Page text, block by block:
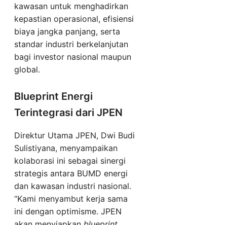
kawasan untuk menghadirkan
kepastian operasional, efisiensi
biaya jangka panjang, serta
standar industri berkelanjutan
bagi investor nasional maupun
global.
Blueprint Energi
Terintegrasi dari JPEN
Direktur Utama JPEN, Dwi Budi
Sulistiyana, menyampaikan
kolaborasi ini sebagai sinergi
strategis antara BUMD energi
dan kawasan industri nasional.
“Kami menyambut kerja sama
ini dengan optimisme. JPEN